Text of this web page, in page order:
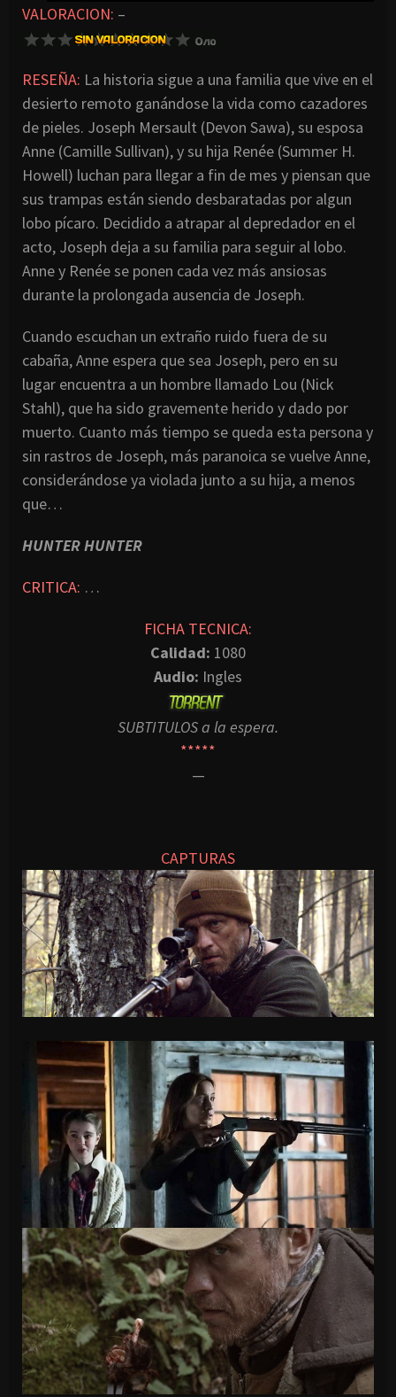
VALORACION: –
RESEÑA: La historia sigue a una familia que vive en el
desierto remoto ganándose la vida como cazadores
de pieles. Joseph Mersault (Devon Sawa), su esposa
Anne (Camille Sullivan), y su hija Renée (Summer H.
Howell) luchan para llegar a fin de mes y piensan que
sus trampas están siendo desbaratadas por algun
lobo pícaro. Decidido a atrapar al depredador en el
acto, Joseph deja a su familia para seguir al lobo.
Anne y Renée se ponen cada vez más ansiosas
durante la prolongada ausencia de Joseph.
Cuando escuchan un extraño ruido fuera de su
cabaña, Anne espera que sea Joseph, pero en su
lugar encuentra a un hombre llamado Lou (Nick
Stahl), que ha sido gravemente herido y dado por
muerto. Cuanto más tiempo se queda esta persona y
sin rastros de Joseph, más paranoica se vuelve Anne,
considerándose ya violada junto a su hija, a menos
que…
HUNTER HUNTER
CRITICA: …
FICHA TECNICA:
Calidad: 1080
Audio: Ingles
SUBTITULOS a la espera.
*****
—
CAPTURAS